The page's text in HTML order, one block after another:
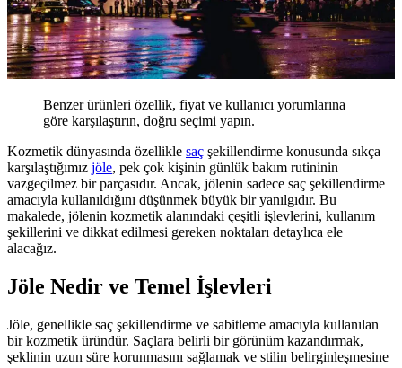
Benzer ürünleri özellik, fiyat ve kullanıcı yorumlarına
göre karşılaştırın, doğru seçimi yapın.
Kozmetik dünyasında özellikle saç şekillendirme konusunda sıkça
karşılaştığımız jöle, pek çok kişinin günlük bakım rutininin
vazgeçilmez bir parçasıdır. Ancak, jölenin sadece saç şekillendirme
amacıyla kullanıldığını düşünmek büyük bir yanılgıdır. Bu
makalede, jölenin kozmetik alanındaki çeşitli işlevlerini, kullanım
şekillerini ve dikkat edilmesi gereken noktaları detaylıca ele
alacağız.
Jöle Nedir ve Temel İşlevleri
Jöle, genellikle saç şekillendirme ve sabitleme amacıyla kullanılan
bir kozmetik üründür. Saçlara belirli bir görünüm kazandırmak,
şeklinin uzun süre korunmasını sağlamak ve stilin belirginleşmesine